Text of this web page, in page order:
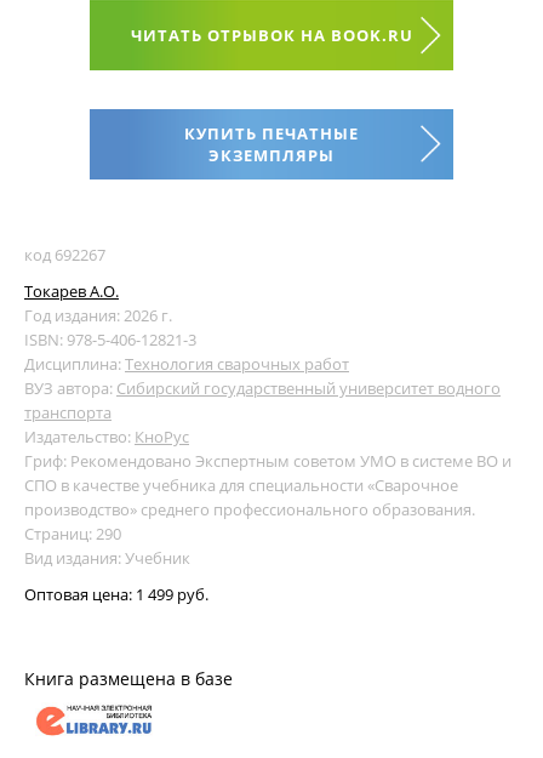
ЧИТАТЬ ОТРЫВОК НА BOOK.RU
КУПИТЬ ПЕЧАТНЫЕ
ЭКЗЕМПЛЯРЫ
код 692267
Токарев А.О.
Год издания: 2026 г.
ISBN: 978-5-406-12821-3
Дисциплина:Технология сварочных работ
ВУЗ автора: Сибирский государственный университет водного
транспорта
Издательство: КноРус
Гриф: Рекомендовано Экспертным советом УМО в системе ВО и
СПО в качестве учебника для специальности «Сварочное
производство» среднего профессионального образования.
Страниц: 290
Вид издания: Учебник
Оптовая цена: 1 499 руб.
Книга размещена в базе